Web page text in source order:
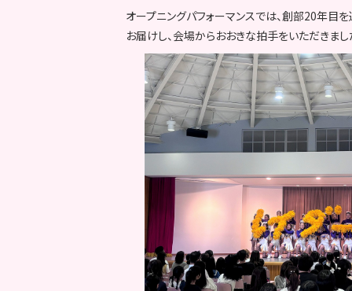
オープニングパフォーマンスでは、創部20年目を
お届けし、会場からおおきな拍手をいただきまし